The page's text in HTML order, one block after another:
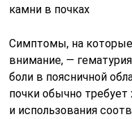
камни в почках
Симптомы, на
внимание, —
боли в поясничной
почки обычно
и использования